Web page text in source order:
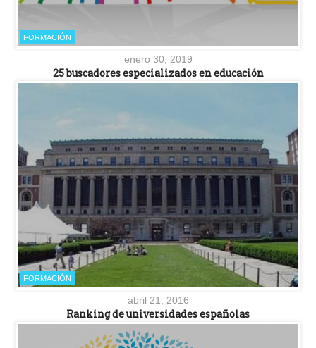
FORMACIÓN
enero 30, 2019
25 buscadores especializados en educación
FORMACIÓN
abril 21, 2016
Ranking de universidades españolas